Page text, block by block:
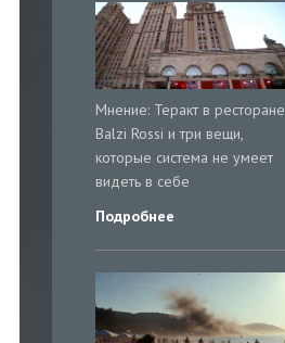
Мнение: Теракт в ресторане
Balzi Rossi и три вещи,
которые система не умеет
видеть в себе
Подробнее